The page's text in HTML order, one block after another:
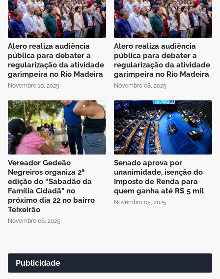
Alero realiza audiência
pública para debater a
regularização da atividade
garimpeira no Rio Madeira
Novembro 10, 2025
Alero realiza audiência
pública para debater a
regularização da atividade
garimpeira no Rio Madeira
Novembro 08, 2025
Vereador Gedeão
Negreiros organiza 2ª
edição do “Sabadão da
Família Cidadã” no
próximo dia 22 no bairro
Teixeirão
Novembro 06, 2025
Senado aprova por
unanimidade, isenção do
Imposto de Renda para
quem ganha até R$ 5 mil
Novembro 05, 2025
Publicidade